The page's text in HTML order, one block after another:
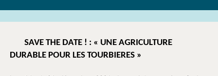
SAVE THE DATE ! : « UNE AGRICULTURE
DURABLE POUR LES TOURBIERES »